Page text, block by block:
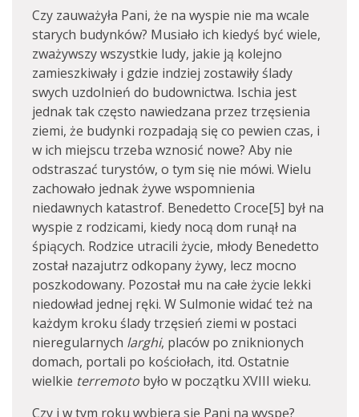
Czy zauważyła Pani, że na wyspie nie ma wcale
starych budynków? Musiało ich kiedyś być wiele,
zważywszy wszystkie ludy, jakie ją kolejno
zamieszkiwały i gdzie indziej zostawiły ślady
swych uzdolnień do budownictwa. Ischia jest
jednak tak często nawiedzana przez trzęsienia
ziemi, że budynki rozpadają się co pewien czas, i
w ich miejscu trzeba wznosić nowe? Aby nie
odstraszać turystów, o tym się nie mówi. Wielu
zachowało jednak żywe wspomnienia
niedawnych katastrof. Benedetto Croce[5] był na
wyspie z rodzicami, kiedy nocą dom runął na
śpiących. Rodzice utracili życie, młody Benedetto
został nazajutrz odkopany żywy, lecz mocno
poszkodowany. Pozostał mu na całe życie lekki
niedowład jednej ręki. W Sulmonie widać też na
każdym kroku ślady trzęsień ziemi w postaci
nieregularnych larghi, placów po zniknionych
domach, portali po kościołach, itd. Ostatnie
wielkie terremoto było w początku XVIII wieku.
Czy i w tym roku wybiera się Pani na wyspę?